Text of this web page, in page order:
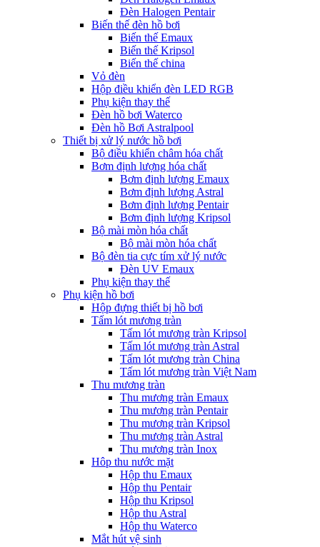
Đèn Halogen Pentair
Biến thế đèn hồ bơi
Biến thế Emaux
Biến thế Kripsol
Biến thế china
Vỏ đèn
Hộp điều khiển đèn LED RGB
Phụ kiện thay thế
Đèn hồ bơi Waterco
Đèn hồ Bơi Astralpool
Thiết bị xử lý nước hồ bơi
Bộ điều khiển châm hóa chất
Bơm định lượng hóa chất
Bơm định lượng Emaux
Bơm định lượng Astral
Bơm định lượng Pentair
Bơm định lượng Kripsol
Bộ mài mòn hóa chất
Bộ mài mòn hóa chất
Bộ đèn tia cực tím xử lý nước
Đèn UV Emaux
Phụ kiện thay thế
Phụ kiện hồ bơi
Hộp đựng thiết bị hồ bơi
Tấm lót mương tràn
Tấm lót mương tràn Kripsol
Tấm lót mương tràn Astral
Tấm lót mương tràn China
Tấm lót mương tràn Việt Nam
Thu mương tràn
Thu mương tràn Emaux
Thu mương tràn Pentair
Thu mương tràn Kripsol
Thu mương tràn Astral
Thu mương tràn Inox
Hôp thu nước mặt
Hộp thu Emaux
Hộp thu Pentair
Hộp thu Kripsol
Hộp thu Astral
Hộp thu Waterco
Mắt hút vệ sinh